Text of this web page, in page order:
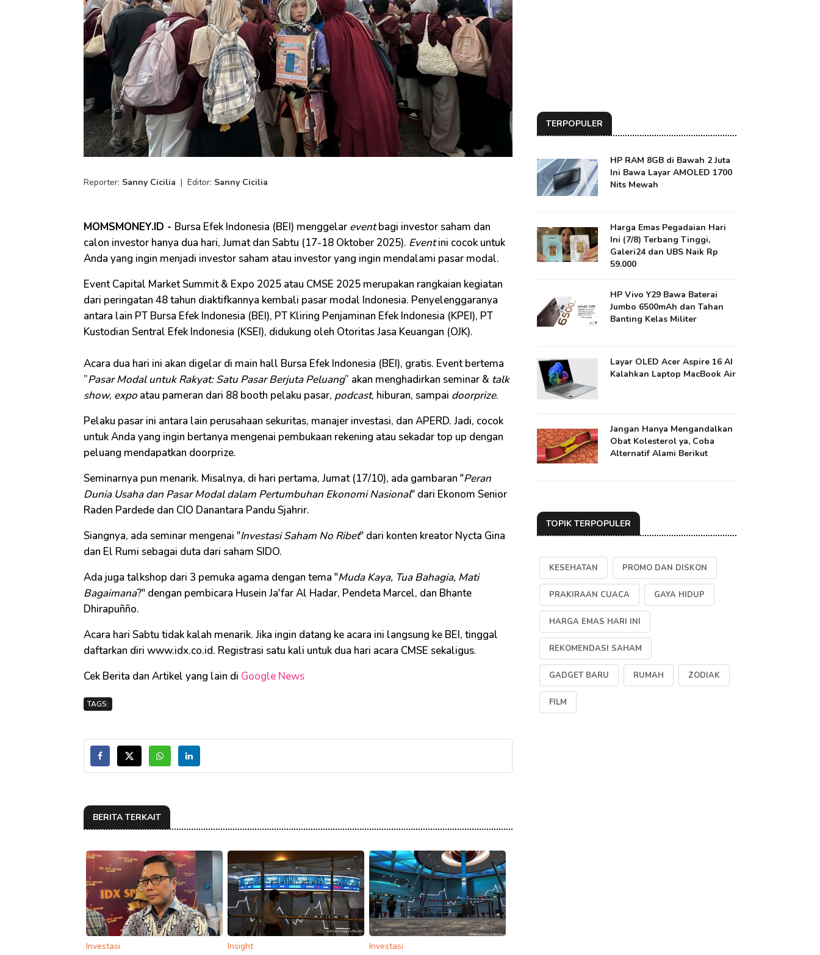
Reporter: Sanny Cicilia | Editor: Sanny Cicilia
MOMSMONEY.ID - Bursa Efek Indonesia (BEI) menggelar eventbagi investor saham dan
calon investor hanya dua hari, Jumat dan Sabtu (17-18 Oktober 2025). Eventini cocok untuk
Anda yang ingin menjadi investor saham atau investor yang ingin mendalami pasar modal.
Event Capital Market Summit & Expo 2025 atau CMSE 2025 merupakan rangkaian kegiatan
dari peringatan 48 tahun diaktifkannya kembali pasar modal Indonesia. Penyelenggaranya
antara lain PT Bursa Efek Indonesia (BEI), PT Kliring Penjaminan Efek Indonesia (KPEI), PT
Kustodian Sentral Efek Indonesia (KSEI), didukung oleh Otoritas Jasa Keuangan (OJK).
Acara dua hari ini akan digelar di main hall Bursa Efek Indonesia (BEI), gratis. Event bertema
”Pasar Modal untuk Rakyat: Satu Pasar Berjuta Peluang” akan menghadirkan seminar & talk
show, expo atau pameran dari 88 booth pelaku pasar, podcast, hiburan, sampai doorprize.
Pelaku pasar ini antara lain perusahaan sekuritas, manajer investasi, dan APERD. Jadi, cocok
untuk Anda yang ingin bertanya mengenai pembukaan rekening atau sekadar top up dengan
peluang mendapatkan doorprize.
Seminarnya pun menarik. Misalnya, di hari pertama, Jumat (17/10), ada gambaran "Peran
Dunia Usaha dan Pasar Modal dalam Pertumbuhan Ekonomi Nasional" dari Ekonom Senior
Raden Pardede dan CIO Danantara Pandu Sjahrir.
Siangnya, ada seminar mengenai "Investasi Saham No Ribet" dari konten kreator Nycta Gina
dan El Rumi sebagai duta dari saham SIDO.
Ada juga talkshop dari 3 pemuka agama dengan tema "Muda Kaya, Tua Bahagia, Mati
Bagaimana?" dengan pembicara Husein Ja'far Al Hadar, Pendeta Marcel, dan Bhante
Dhirapuñño.
Acara hari Sabtu tidak kalah menarik. Jika ingin datang ke acara ini langsung ke BEI, tinggal
daftarkan diri www.idx.co.id. Registrasi satu kali untuk dua hari acara CMSE sekaligus.
Cek Berita dan Artikel yang lain di Google News
TAGS:
BERITA TERKAIT
Investasi Insight Investasi
TERPOPULER
HP RAM 8GB di Bawah 2 Juta
Ini Bawa Layar AMOLED 1700
Nits Mewah
Harga Emas Pegadaian Hari
Ini (7/8) Terbang Tinggi,
Galeri24 dan UBS Naik Rp
59.000
HP Vivo Y29 Bawa Baterai
Jumbo 6500mAh dan Tahan
Banting Kelas Militer
Layar OLED Acer Aspire 16 AI
Kalahkan Laptop MacBook Air
Jangan Hanya Mengandalkan
Obat Kolesterol ya​, Coba
Alternatif Alami Berikut
TOPIK TERPOPULER
KESEHATAN PROMO DAN DISKON
PRAKIRAAN CUACA GAYA HIDUP
HARGA EMAS HARI INI
REKOMENDASI SAHAM
GADGET BARU RUMAH ZODIAK
FILM